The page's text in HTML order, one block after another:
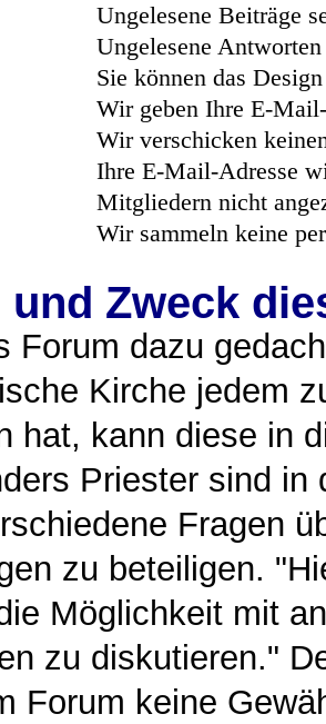
Ungelesene Beiträge
Ungelesene
Sie können das
Wir geben Ihre E-
Wir verschicken
Ihre E-Mail-Adresse
Mitgliedern nicht
Wir sammeln keine
und Zweck
Forum dazu
Kirche jedem
hat, kann diese in
Priester sind in
Fragen
zu beteiligen.
Möglichkeit mit
zu diskutieren."
Forum keine